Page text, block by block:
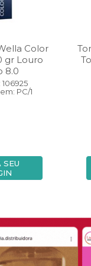
Color
gr Louro
8.0
PC/1
SEU